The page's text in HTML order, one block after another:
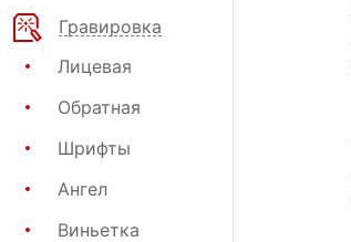
Гравировка
Лицевая
Обратная
Шрифты
Ангел
Виньетка